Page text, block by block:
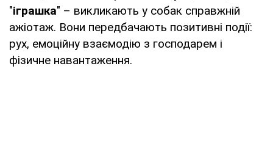
"іграшка" – викликають у собак справжній
ажіотаж. Вони передбачають позитивні події:
рух, емоційну взаємодію з господарем і
фізичне навантаження.